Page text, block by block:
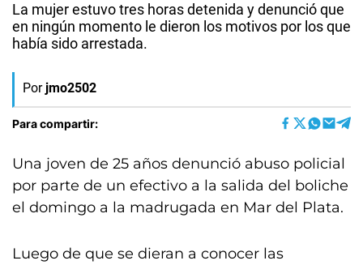
La mujer estuvo tres horas detenida y denunció que
en ningún momento le dieron los motivos por los que
había sido arrestada.
Por jmo2502
Para compartir:
Una joven de 25 años denunció abuso policial
por parte de un efectivo a la salida del boliche
el domingo a la madrugada en Mar del Plata.
Luego de que se dieran a conocer las